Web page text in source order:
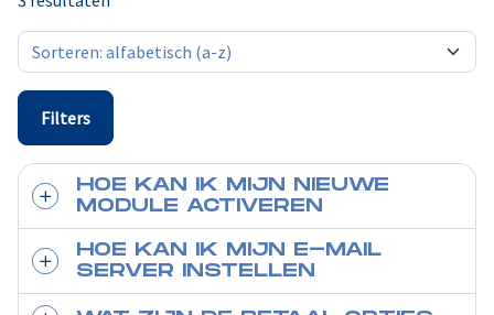
Filters
HOE KAN IK MIJN NIEUWE
MODULE ACTIVEREN
HOE KAN IK MIJN E-MAIL
SERVER INSTELLEN